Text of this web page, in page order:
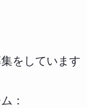
をしています
：